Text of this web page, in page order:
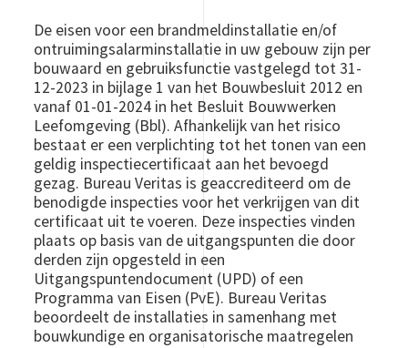
De eisen voor een brandmeldinstallatie en/of
ontruimingsalarminstallatie in uw gebouw zijn per
bouwaard en gebruiksfunctie vastgelegd tot 31-
12-2023 in bijlage 1 van het Bouwbesluit 2012 en
vanaf 01-01-2024 in het Besluit Bouwwerken
Leefomgeving (Bbl). Afhankelijk van het risico
bestaat er een verplichting tot het tonen van een
geldig inspectiecertificaat aan het bevoegd
gezag. Bureau Veritas is geaccrediteerd om de
benodigde inspecties voor het verkrijgen van dit
certificaat uit te voeren. Deze inspecties vinden
plaats op basis van de uitgangspunten die door
derden zijn opgesteld in een
Uitgangspuntendocument (UPD) of een
Programma van Eisen (PvE). Bureau Veritas
beoordeelt de installaties in samenhang met
bouwkundige en organisatorische maatregelen